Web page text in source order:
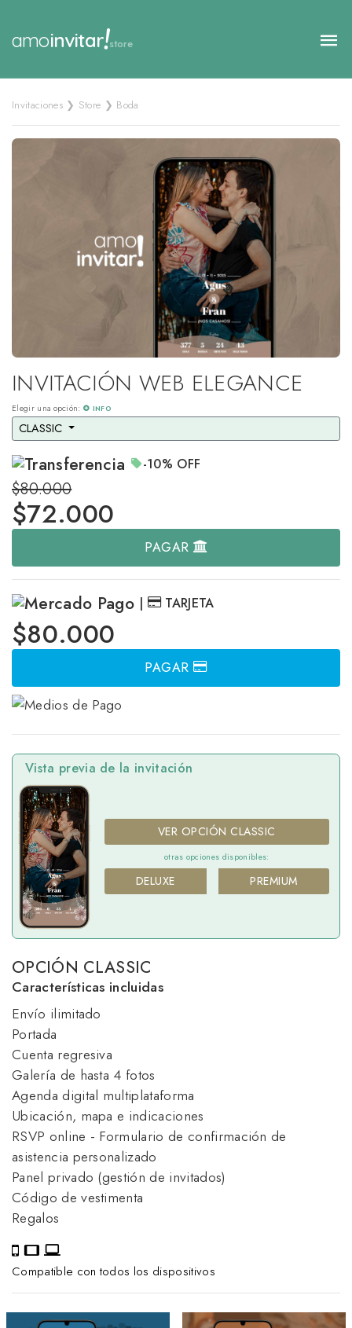
amoinvitar!store
Invitaciones ❯ Store ❯ Boda
INVITACIÓN WEB ELEGANCE
Elegir una opción: INFO
CLASSIC
-10% OFF
$80.000
$72.000
PAGAR
| TARJETA
$80.000
PAGAR
Vista previa de la invitación
VER OPCIÓN CLASSIC
otras opciones disponibles:
DELUXE PREMIUM
OPCIÓN CLASSIC
Características incluidas
Envío ilimitado
Portada
Cuenta regresiva
Galería de hasta 4 fotos
Agenda digital multiplataforma
Ubicación, mapa e indicaciones
RSVP online - Formulario de confirmación de
asistencia personalizado
Panel privado (gestión de invitados)
Código de vestimenta
Regalos
Compatible con todos los dispositivos